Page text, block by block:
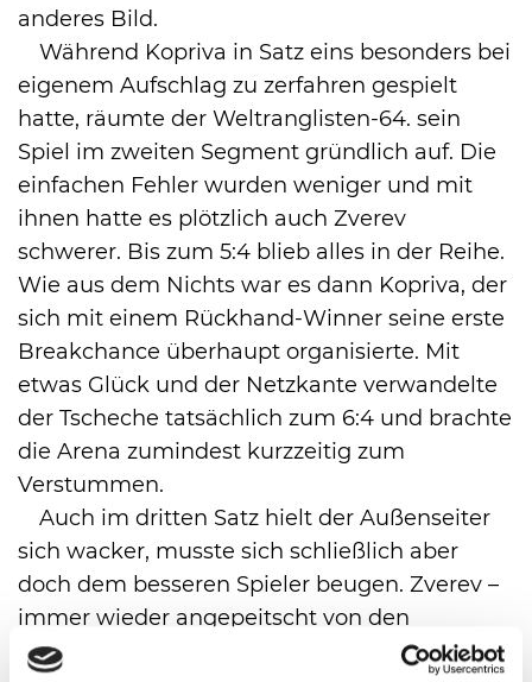
anderes Bild.
Während Kopriva in Satz eins besonders bei
eigenem Aufschlag zu zerfahren gespielt
hatte, räumte der Weltranglisten-64. sein
Spiel im zweiten Segment gründlich auf. Die
einfachen Fehler wurden weniger und mit
ihnen hatte es plötzlich auch Zverev
schwerer. Bis zum 5:4 blieb alles in der Reihe.
Wie aus dem Nichts war es dann Kopriva, der
sich mit einem Rückhand-Winner seine erste
Breakchance überhaupt organisierte. Mit
etwas Glück und der Netzkante verwandelte
der Tscheche tatsächlich zum 6:4 und brachte
die Arena zumindest kurzzeitig zum
Verstummen.
Auch im dritten Satz hielt der Außenseiter
sich wacker, musste sich schließlich aber
doch dem besseren Spieler beugen. Zverev –
immer wieder angepeitscht von den
deutschen Fans – zog beim Stand von 2:2 die